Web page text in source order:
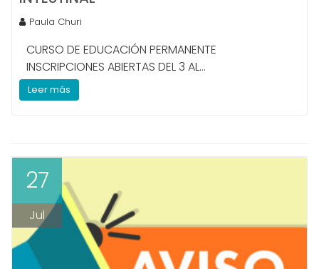
Paula Churi
CURSO DE EDUCACIÓN PERMANENTE
INSCRIPCIONES ABIERTAS DEL 3 AL...
Leer más
27
Jul